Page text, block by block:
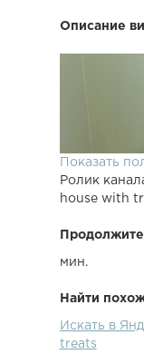
Описание
Показать
Ролик
house with
мин.
Найти
Искать в
treats